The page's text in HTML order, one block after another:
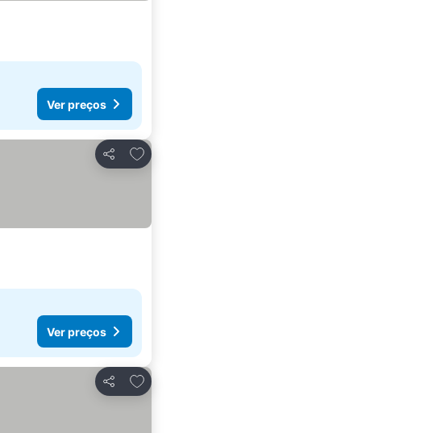
Ver preços
Partilhar
Adicionar aos favoritos
Ver preços
Partilhar
Adicionar aos favoritos